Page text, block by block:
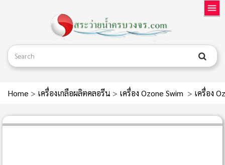
Home > เครื่องเกลือผลิตคลอรีน > เครื่อง Ozone Swim > เครื่อง